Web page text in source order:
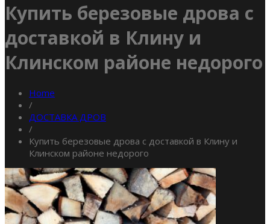
Купить березовые дрова с
доставкой в Клину и
Клинском районе недорого
Home
/
ДОСТАВКА ДРОВ
/
Купить березовые дрова с доставкой в Клину и
Клинском районе недорого